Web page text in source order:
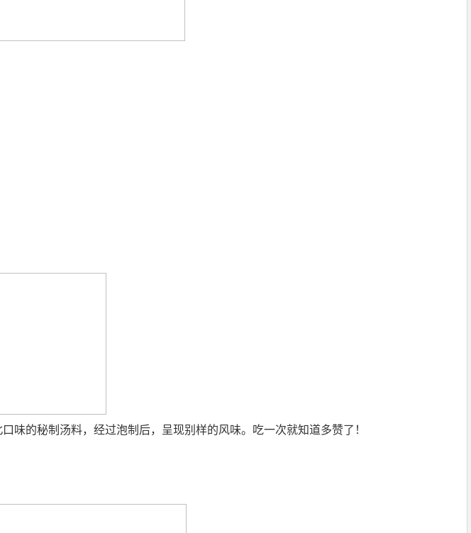
味的秘制汤料，经过泡制后，呈现别样的风味。吃一次就知道多赞了！